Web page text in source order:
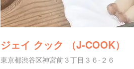
ジェイ クック （J-COOK）
東京都渋谷区神宮前３丁目３６-２６